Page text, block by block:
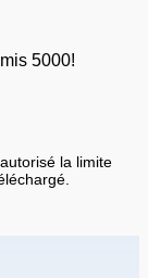
5000!
la limite